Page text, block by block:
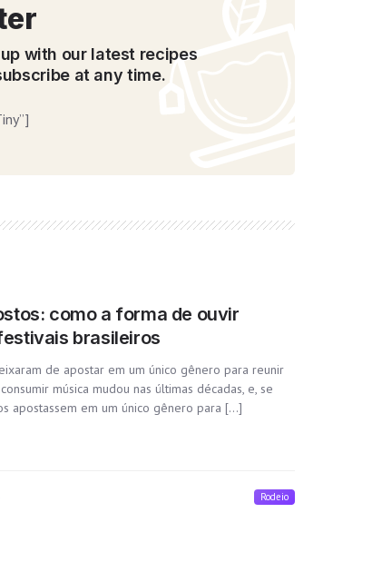
with our latest recipes
at any time.
como a forma de ouvir
brasileiros
de apostar em um único gênero para reunir
música mudou nas últimas décadas, e, se
apostassem em um único gênero para […]
Rodeio